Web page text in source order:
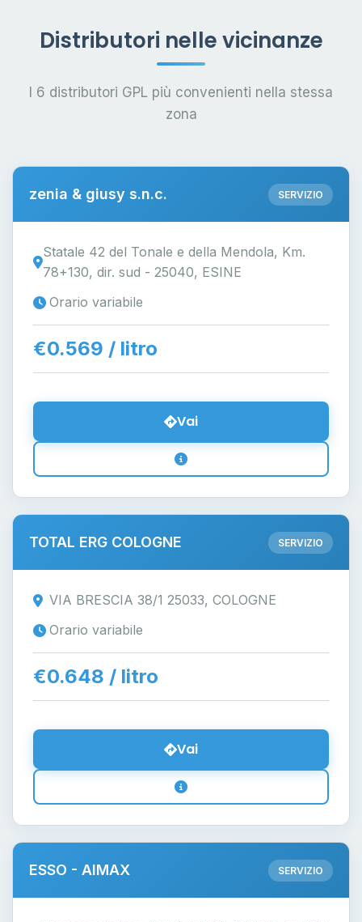
Distributori nelle vicinanze
I 6 distributori GPL più convenienti nella stessa
zona
zenia & giusy s.n.c. SERVIZIO
Statale 42 del Tonale e della Mendola, Km.
78+130, dir. sud - 25040, ESINE
Orario variabile
€0.569 / litro
Vai
TOTAL ERG COLOGNE SERVIZIO
VIA BRESCIA 38/1 25033, COLOGNE
Orario variabile
€0.648 / litro
Vai
ESSO - AIMAX SERVIZIO